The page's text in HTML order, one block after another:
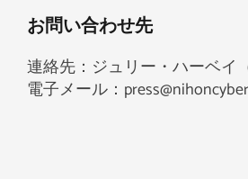
お問い合わせ先​
連絡先：ジュリー・ハーベイ
電子メール：